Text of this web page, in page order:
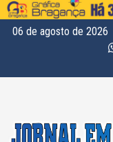
06 de agosto de 2026